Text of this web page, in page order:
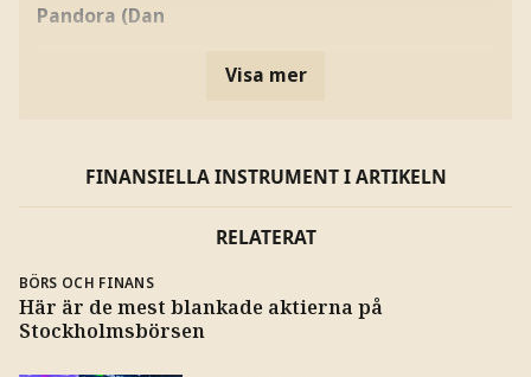
Pandora (Dan
Visa mer
FINANSIELLA INSTRUMENT I ARTIKELN
RELATERAT
BÖRS OCH FINANS
Här är de mest blankade aktierna på
Stockholmsbörsen